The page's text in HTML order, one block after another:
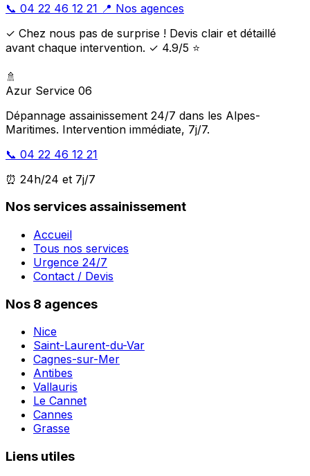
📞 04 22 46 12 21 📍 Nos agences
✓ Chez nous pas de surprise ! Devis clair et détaillé
avant chaque intervention. ✓ 4.9/5 ⭐
🚿
Azur Service 06
Dépannage assainissement 24/7 dans les Alpes-
Maritimes. Intervention immédiate, 7j/7.
📞 04 22 46 12 21
⏰ 24h/24 et 7j/7
Nos services assainissement
Accueil
Tous nos services
Urgence 24/7
Contact / Devis
Nos 8 agences
Nice
Saint-Laurent-du-Var
Cagnes-sur-Mer
Antibes
Vallauris
Le Cannet
Cannes
Grasse
Liens utiles